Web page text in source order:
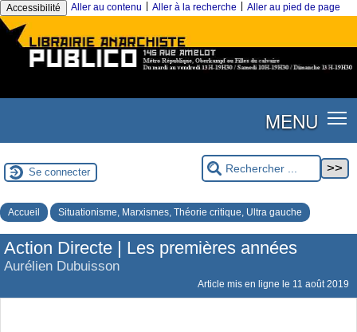
Accessibilité Aller au contenu Aller à la recherche Aller au pied de page
MENU
Se connecter
Accueil Situationisme, Marxismes, Théorie critique, Ultra gauche
Action Directe | Les premières années
Aurélien Dubuisson
Article mis en ligne le 11 août 2019